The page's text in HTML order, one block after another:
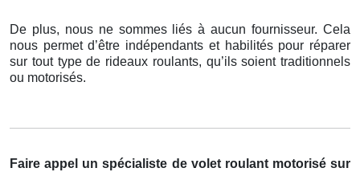
De plus, nous ne sommes liés à aucun fournisseur. Cela
nous permet d’être indépendants et habilités pour réparer
sur tout type de rideaux roulants, qu’ils soient traditionnels
ou motorisés.
Faire appel un spécialiste de volet roulant motorisé sur